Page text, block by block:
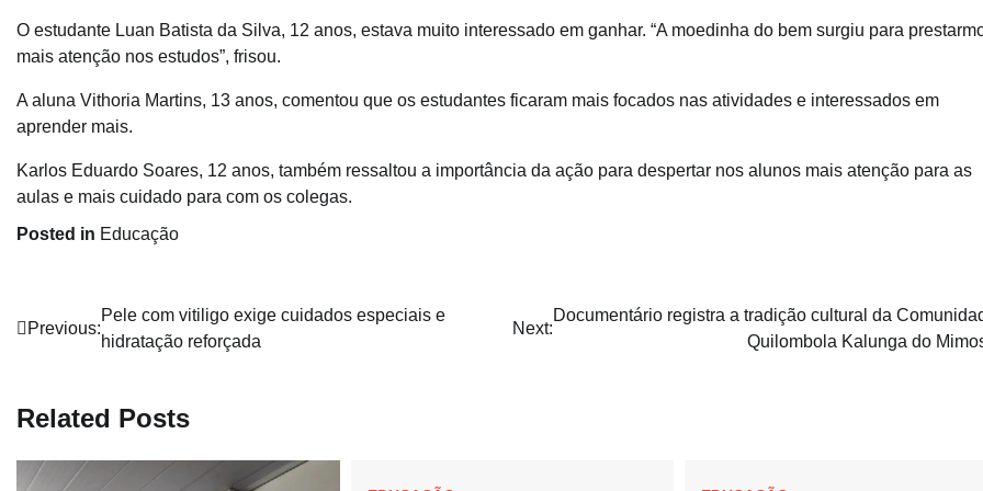
O estudante Luan Batista da Silva, 12 anos, estava muito interessado em ganhar. “A moedinha do bem surgiu para
mais atenção nos estudos”, frisou.
A aluna Vithoria Martins, 13 anos, comentou que os estudantes ficaram mais focados nas atividades e interessados em
aprender mais.
Karlos Eduardo Soares, 12 anos, também ressaltou a importância da ação para despertar nos alunos mais atenção para as
aulas e mais cuidado para com os colegas.
Posted in Educação
Navegação
Previous:
Pele com vitiligo exige cuidados especiais e
hidratação reforçada
Next:
Documentário registra a tradição cultural da
Quilombola Kalunga do
Related Posts